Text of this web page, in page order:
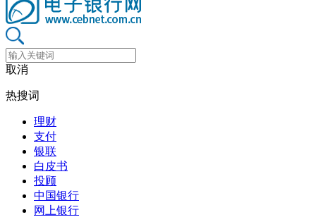
取消
热搜词
理财
支付
银联
白皮书
投顾
中国银行
网上银行